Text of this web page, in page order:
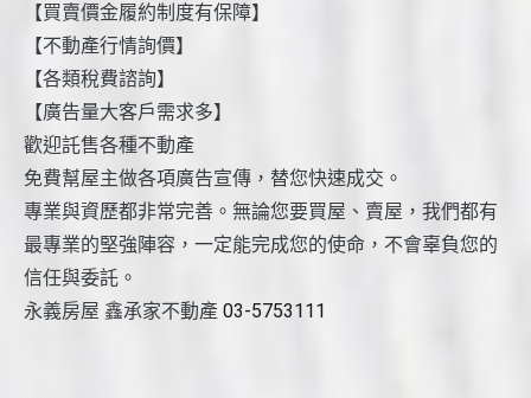
【買賣價金履約制度有保障】
【不動產行情詢價】
【各類稅費諮詢】
【廣告量大客戶需求多】
歡迎託售各種不動產
免費幫屋主做各項廣告宣傳，替您快速成交。
專業與資歷都非常完善。無論您要買屋、賣屋，我們都有
最專業的堅強陣容，一定能完成您的使命，不會辜負您的
信任與委託。
永義房屋 鑫承家不動產 03-5753111